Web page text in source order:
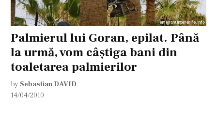
Palmierul lui Goran, epilat. Până
la urmă, vom câştiga bani din
toaletarea palmierilor
by Sebastian DAVID
14/04/2010